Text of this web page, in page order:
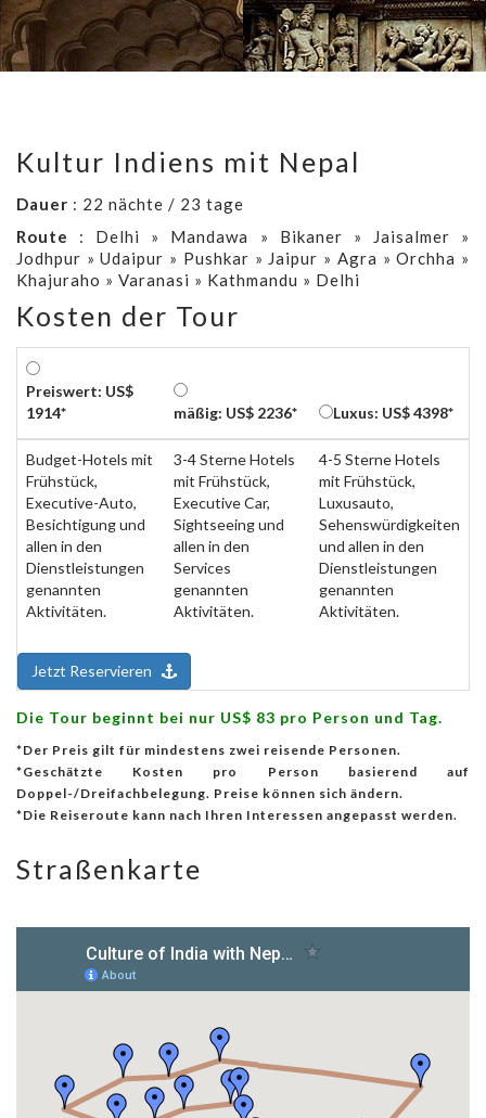
Kultur Indiens mit Nepal
Dauer : 22 nächte / 23 tage
Route
: Delhi » Mandawa » Bikaner » Jaisalmer »
Jodhpur » Udaipur » Pushkar » Jaipur » Agra » Orchha »
Khajuraho » Varanasi » Kathmandu » Delhi
Kosten der Tour
Preiswert: US$
1914*
mäßig: US$ 2236* Luxus: US$ 4398*
Budget-Hotels mit
Frühstück,
Executive-Auto,
Besichtigung und
allen in den
Dienstleistungen
genannten
Aktivitäten.
3-4 Sterne Hotels
mit Frühstück,
Executive Car,
Sightseeing und
allen in den
Services
genannten
Aktivitäten.
4-5 Sterne Hotels
mit Frühstück,
Luxusauto,
Sehenswürdigkeiten
und allen in den
Dienstleistungen
genannten
Aktivitäten.
Jetzt Reservieren
Die Tour beginnt bei nur US$ 83 pro Person und Tag.
*Der Preis gilt für mindestens zwei reisende Personen.
*Geschätzte Kosten pro Person basierend auf
Doppel-/Dreifachbelegung. Preise können sich ändern.
*Die Reiseroute kann nach Ihren Interessen angepasst werden.
Straßenkarte